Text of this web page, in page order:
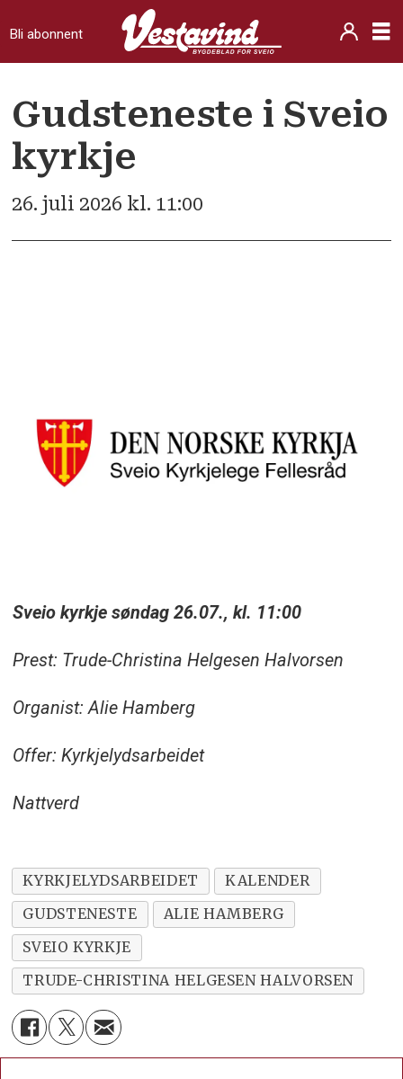
Bli abonnent
Gudsteneste i Sveio
kyrkje
26. juli 2026 kl. 11:00
Sveio kyrkje søndag 26.07., kl. 11:00
Prest: Trude-Christina Helgesen Halvorsen
Organist: Alie Hamberg
Offer: Kyrkjelydsarbeidet
Nattverd
KYRKJELYDSARBEIDET
KALENDER
GUDSTENESTE
ALIE HAMBERG
SVEIO KYRKJE
TRUDE-CHRISTINA HELGESEN HALVORSEN